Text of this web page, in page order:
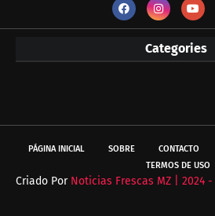
Categories
PÁGINA INICIAL SOBRE CONTACTO
TERMOS DE USO
Criado Por Noticias Frescas MZ | 2024 -